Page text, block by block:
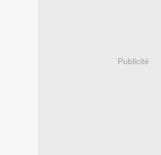
Publicité